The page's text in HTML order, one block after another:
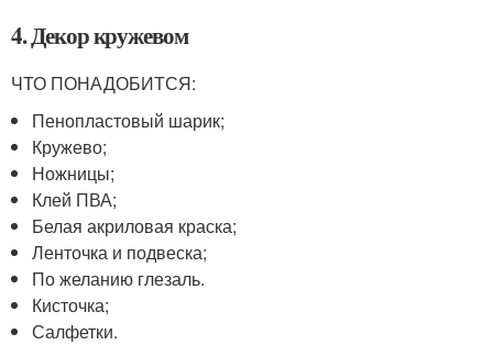
4. Декор кружевом
ЧТО ПОНАДОБИТСЯ:
Пенопластовый шарик;
Кружево;
Ножницы;
Клей ПВА;
Белая акриловая краска;
Ленточка и подвеска;
По желанию глезаль.
Кисточка;
Салфетки.